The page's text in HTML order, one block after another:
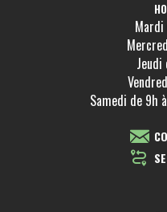
Mardi
Jeudi
Samedi de 9h